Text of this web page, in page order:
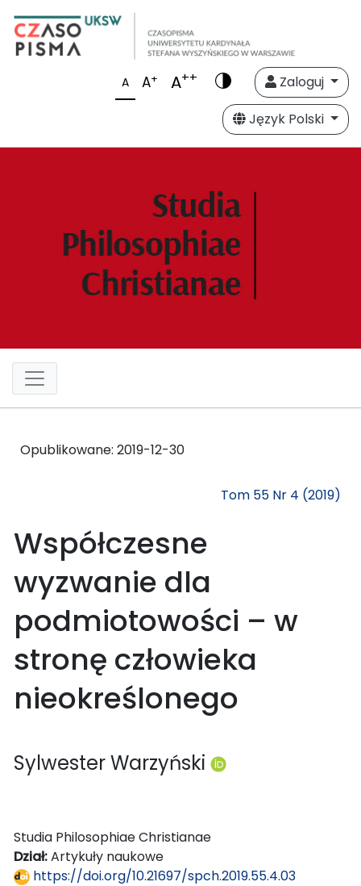
A A+ A++
Zaloguj
Język Polski
Opublikowane: 2019-12-30
Tom 55 Nr 4 (2019)
Współczesne
wyzwanie dla
podmiotowości – w
stronę człowieka
nieokreślonego
Sylwester Warzyński
Studia Philosophiae Christianae
Dział:Artykuły naukowe
https://doi.org/10.21697/spch.2019.55.4.03